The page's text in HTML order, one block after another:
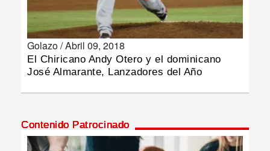
SHOW
DEPORTES
MULTIMEDIA
Golazo /Abril 09, 2018
El Chiricano Andy Otero y el dominicano
José Almarante, Lanzadores del Año
Contenido Patrocinado